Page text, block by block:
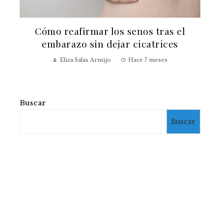
Cómo reafirmar los senos tras el
embarazo sin dejar cicatrices
Eliza Salas Armijo Hace 7 meses
Buscar
Buscar